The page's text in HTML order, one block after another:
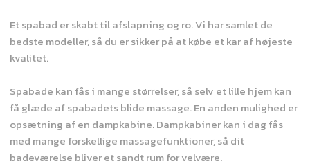
Et spabad er skabt til afslapning og ro. Vi har samlet de
bedste modeller, så du er sikker på at købe et kar af højeste
kvalitet.
Spabade kan fås i mange størrelser, så selv et lille hjem kan
få glæde af spabadets blide massage. En anden mulighed er
opsætning af en dampkabine. Dampkabiner kan i dag fås
med mange forskellige massagefunktioner, så dit
badeværelse bliver et sandt rum for velvære.